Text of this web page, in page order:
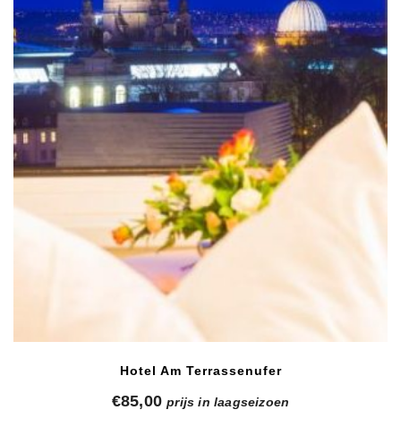
Hotel Am Terrassenufer
€85,00 prijs in laagseizoen